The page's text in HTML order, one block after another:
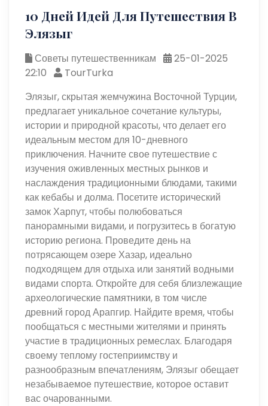
10 Дней Идей Для Путешествия В
Элязыг
Советы путешественникам
25-01-2025
22:10
TourTurka
Элязыг, скрытая жемчужина Восточной Турции,
предлагает уникальное сочетание культуры,
истории и природной красоты, что делает его
идеальным местом для 10-дневного
приключения. Начните свое путешествие с
изучения оживленных местных рынков и
наслаждения традиционными блюдами, такими
как кебабы и долма. Посетите исторический
замок Харпут, чтобы полюбоваться
панорамными видами, и погрузитесь в богатую
историю региона. Проведите день на
потрясающем озере Хазар, идеально
подходящем для отдыха или занятий водными
видами спорта. Откройте для себя близлежащие
археологические памятники, в том числе
древний город Арапгир. Найдите время, чтобы
пообщаться с местными жителями и принять
участие в традиционных ремеслах. Благодаря
своему теплому гостеприимству и
разнообразным впечатлениям, Элязыг обещает
незабываемое путешествие, которое оставит
вас очарованными.